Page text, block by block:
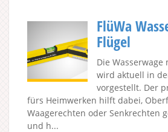
FlüWa
Flügel
Die Wasserwage
wird aktuell in
vorgestellt. Der
fürs Heimwerken hilft dabei,
Waagerechten oder Senkrechten
und h...